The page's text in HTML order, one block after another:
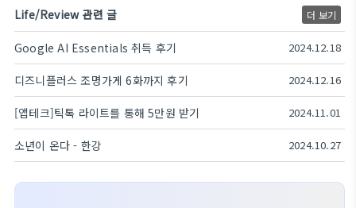
Life/Review 관련 글 더 보기
Google AI Essentials 취득 후기 2024.12.18
디즈니플러스 조명가게 6화까지 후기 2024.12.16
[앱테크]틱톡 라이트를 통해 5만원 받기 2024.11.01
소년이 온다 - 한강 2024.10.27